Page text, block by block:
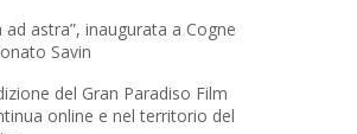
ad astra”, inaugurata a Cogne
Savin
del Gran Paradiso Film
online e nel territorio del